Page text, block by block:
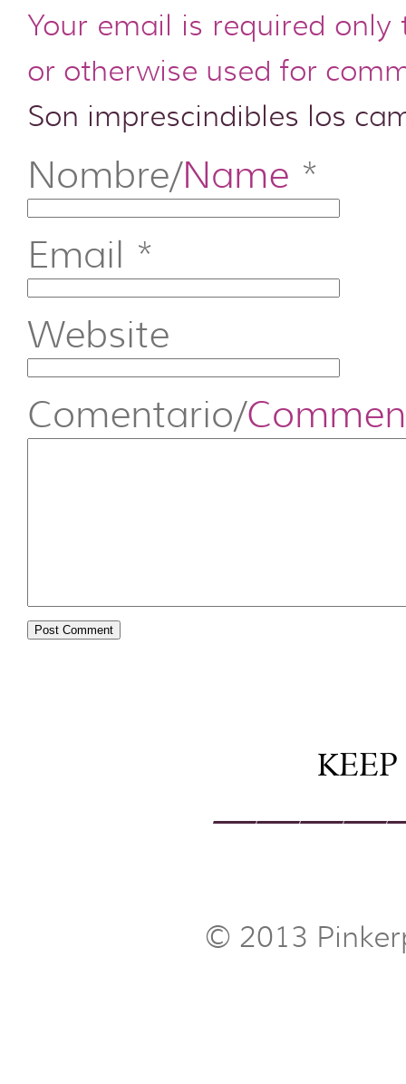
Your email is required
or otherwise used for
Son imprescindibles los
Nombre/Name *
Email *
Website
Comentario/
© 2013